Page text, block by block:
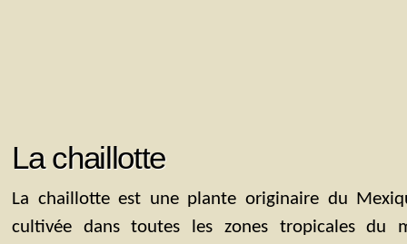
La chaillotte
La chaillotte est une plante originaire du
cultivée dans toutes les zones tropicales du